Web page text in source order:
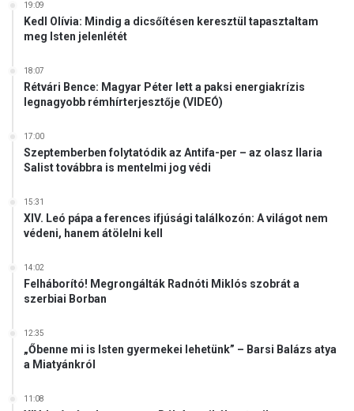
19:09
Kedl Olívia: Mindig a dicsőítésen keresztül tapasztaltam
meg Isten jelenlétét
18:07
Rétvári Bence: Magyar Péter lett a paksi energiakrízis
legnagyobb rémhírterjesztője (VIDEÓ)
17:00
Szeptemberben folytatódik az Antifa-per – az olasz Ilaria
Salist továbbra is mentelmi jog védi
15:31
XIV. Leó pápa a ferences ifjúsági találkozón: A világot nem
védeni, hanem átölelni kell
14:02
Felháborító! Megrongálták Radnóti Miklós szobrát a
szerbiai Borban
12:35
„Őbenne mi is Isten gyermekei lehetünk” – Barsi Balázs atya
a Miatyánkról
11:08